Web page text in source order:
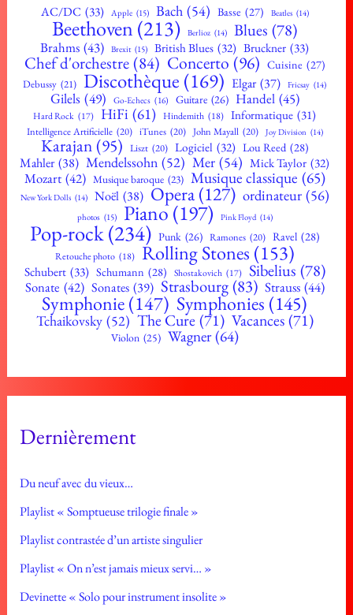
AC/DC (33) Apple (15) Bach (54) Basse (27) Beatles (14)
Beethoven (213) Berlioz (14) Blues (78)
Brahms (43) Brexit (15) British Blues (32) Bruckner (33)
Chef d'orchestre (84) Concerto (96) Cuisine (27)
Debussy (21) Discothèque (169) Elgar (37) Fricsay (14)
Gilels (49) Go-Echecs (16) Guitare (26) Handel (45)
Hard Rock (17) HiFi (61) Hindemith (18) Informatique (31)
Intelligence Artificielle (20) iTunes (20) John Mayall (20) Joy Division (14)
Karajan (95) Liszt (20) Logiciel (32) Lou Reed (28)
Mahler (38) Mendelssohn (52) Mer (54) Mick Taylor (32)
Mozart (42) Musique baroque (23) Musique classique (65)
New York Dolls (14) Noël (38) Opera (127) ordinateur (56)
photos (15) Piano(197) Pink Floyd (14)
Pop-rock(234) Punk (26) Ramones (20) Ravel (28)
Retouche photo (18) Rolling Stones (153)
Schubert (33) Schumann (28) Shostakovich (17) Sibelius (78)
Sonate (42) Sonates (39) Strasbourg (83) Strauss (44)
Symphonie(147) Symphonies (145)
Tchaikovsky (52) The Cure (71) Vacances (71)
Violon (25) Wagner (64)
Dernièrement
Du neuf avec du vieux…
Playlist « Somptueuse trilogie finale »
Playlist contrastée d’un artiste singulier
Playlist « On n’est jamais mieux servi… »
Devinette « Solo pour instrument insolite »